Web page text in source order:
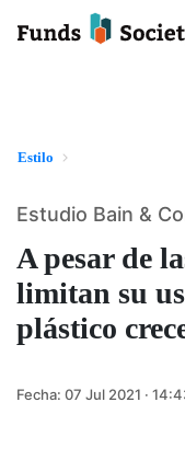
Estilo
A pesar de
limitan su
plástico
Estudio Bain &
Fecha: 07 Jul 2021 ·